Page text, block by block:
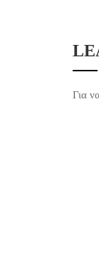
Για